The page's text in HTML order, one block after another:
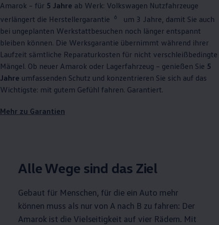
Amarok – für 5 Jahre ab Werk: Volkswagen Nutzfahrzeuge
verlängert die Herstellergarantie
6
um 3 Jahre, damit Sie auch
bei ungeplanten Werkstattbesuchen noch länger entspannt
bleiben können. Die Werksgarantie übernimmt während ihrer
Laufzeit sämtliche Reparaturkosten für nicht verschleißbedingte
Mängel. Ob neuer Amarok oder Lagerfahrzeug – genießen Sie 5
Jahre umfassenden Schutz und konzentrieren Sie sich auf das
Wichtigste: mit gutem Gefühl fahren. Garantiert.
Mehr zu Garantien
Alle Wege sind das Ziel
Gebaut für Menschen, für die ein Auto mehr
können muss als nur von A nach B zu fahren: Der
Amarok ist die Vielseitigkeit auf vier Rädern. Mit